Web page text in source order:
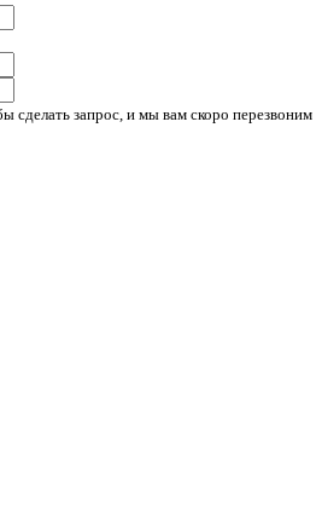
сделать запрос, и мы вам скоро перезвоним